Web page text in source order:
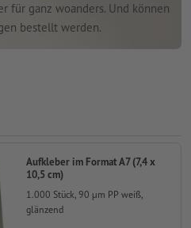
für ganz woanders. Und können
bestellt werden.
Aufkleber im Format A7 (7,4 x
10,5 cm)
1.000 Stück, 90 µm PP weiß,
glänzend